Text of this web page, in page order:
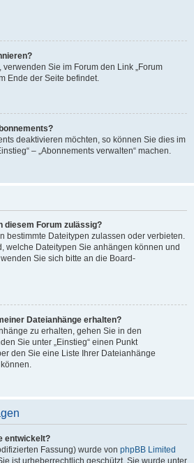
Sie im Forum den Link „Forum
Ende der Seite befindet.
deaktivieren möchten, so können Sie dies im
– „Abonnements verwalten“ machen.
diesem Forum zulässig?
bestimmte Dateitypen zulassen oder verbieten.
welche Dateitypen Sie anhängen können und
Sie sich bitte an die Board-
Dateianhänge erhalten?
zu erhalten, gehen Sie in den
Sie unter „Einstieg“ einen Punkt
den Sie eine Liste Ihrer Dateianhänge
entwickelt?
Fassung) wurde von phpBB Limited
ist urheberrechtlich geschützt. Sie wurde unter